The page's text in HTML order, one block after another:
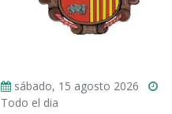
sábado, 15 agosto 2026
Todo el dia